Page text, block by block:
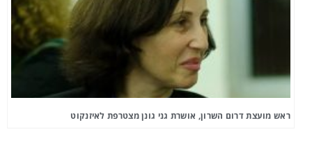
ראש מועצת דרום השרון, אושרת גני גונן מצטרפת לאיזנקוט